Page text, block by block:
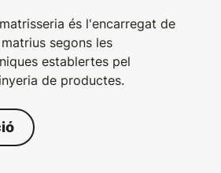
és l'encarregat de
segons les
establertes pel
de productes.